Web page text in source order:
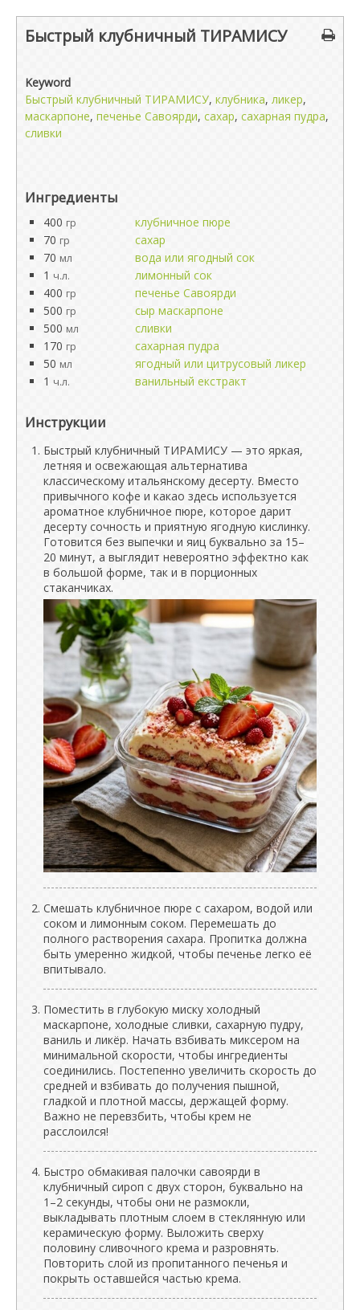
Быстрый клубничный ТИРАМИСУ
Keyword
Быстрый клубничный ТИРАМИСУ, клубника, ликер,
маскарпоне, печенье Савоярди, сахар, сахарная пудра,
сливки
Ингредиенты
400 гр
клубничное пюре
70 гр
сахар
70 мл
вода или ягодный сок
1 ч.л.
лимонный сок
400 гр
печенье Савоярди
500 гр
сыр маскарпоне
500 мл
сливки
170 гр
сахарная пудра
50 мл
ягодный или цитрусовый ликер
1 ч.л. ванильный екстракт
Инструкции
Быстрый клубничный ТИРАМИСУ — это яркая,
летняя и освежающая альтернатива
классическому итальянскому десерту. Вместо
привычного кофе и какао здесь используется
ароматное клубничное пюре, которое дарит
десерту сочность и приятную ягодную кислинку.
Готовится без выпечки и яиц буквально за 15–
20 минут, а выглядит невероятно эффектно как
в большой форме, так и в порционных
стаканчиках.
Смешать клубничное пюре с сахаром, водой или
соком и лимонным соком. Перемешать до
полного растворения сахара. Пропитка должна
быть умеренно жидкой, чтобы печенье легко её
впитывало.
Поместить в глубокую миску холодный
маскарпоне, холодные сливки, сахарную пудру,
ваниль и ликёр. Начать взбивать миксером на
минимальной скорости, чтобы ингредиенты
соединились. Постепенно увеличить скорость до
средней и взбивать до получения пышной,
гладкой и плотной массы, держащей форму.
Важно не перевзбить, чтобы крем не
расслоился!
Быстро обмакивая палочки савоярди в
клубничный сироп с двух сторон, буквально на
1–2 секунды, чтобы они не размокли,
выкладывать плотным слоем в стеклянную или
керамическую форму. Выложить сверху
половину сливочного крема и разровнять.
Повторить слой из пропитанного печенья и
покрыть оставшейся частью крема.